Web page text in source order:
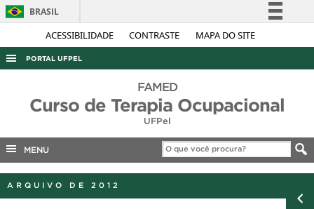
ACESSIBILIDADE CONTRASTE MAPA DO SITE
BRASIL
Simplifique!
Acesso à informação
Legislação
Canais
PORTAL UFPEL
AUDITORIA
CONCURSOS
FAMED
Curso de Terapia Ocupacional
UFPel
MENU
ARQUIVO DE 2012